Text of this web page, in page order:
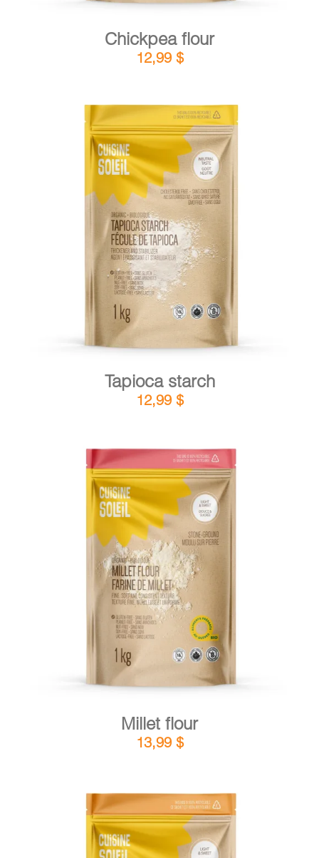
Chickpea flour
12,99 $
ADD TO CART / DETAILS
Tapioca starch
12,99 $
ADD TO CART / DETAILS
Millet flour
13,99 $